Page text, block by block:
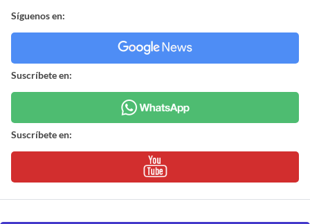
Síguenos en:
Suscríbete en:
Suscríbete en: